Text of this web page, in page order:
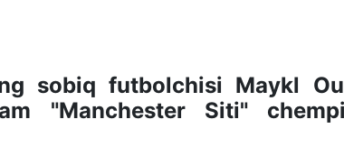
sobiq futbolchisi Maykl
"Manchester Siti"